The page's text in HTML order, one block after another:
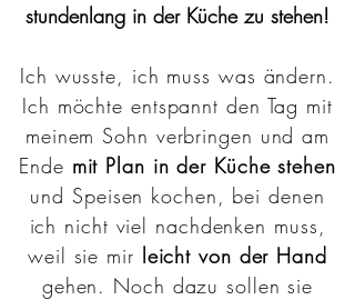
stundenlang in der Küche zu stehen!
Ich wusste, ich muss was ändern.
Ich möchte entspannt den Tag mit
meinem Sohn verbringen und am
Ende mit Plan in der Küche stehen
und Speisen kochen, bei denen
ich nicht viel nachdenken muss,
weil sie mir leicht von der Hand
gehen. Noch dazu sollen sie